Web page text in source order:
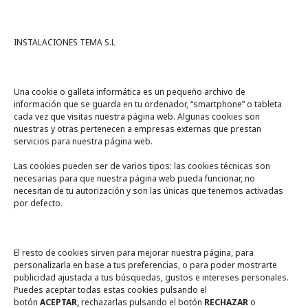
INSTALACIONES TEMA S.L
Una cookie o galleta informática es un pequeño archivo de
información que se guarda en tu ordenador, “smartphone” o tableta
cada vez que visitas nuestra página web. Algunas cookies son
nuestras y otras pertenecen a empresas externas que prestan
servicios para nuestra página web.
Las cookies pueden ser de varios tipos: las cookies técnicas son
necesarias para que nuestra página web pueda funcionar, no
necesitan de tu autorización y son las únicas que tenemos activadas
por defecto.
El resto de cookies sirven para mejorar nuestra página, para
personalizarla en base a tus preferencias, o para poder mostrarte
publicidad ajustada a tus búsquedas, gustos e intereses personales.
Puedes aceptar todas estas cookies pulsando el
botón ACEPTAR,rechazarlas pulsando el botón RECHAZARo
A un click
Tienda online Legal
Política de privacidad